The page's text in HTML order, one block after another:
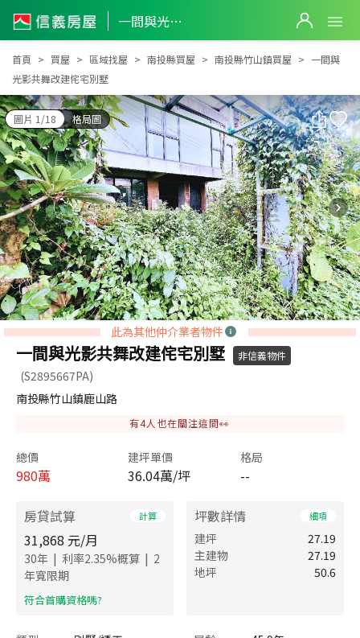
一間與光影共舞改建侘宅別墅
一間與光影共舞改建侘宅別墅
首頁 買屋 區域找屋 南投縣買屋 南投縣竹山鎮買屋
一間與
光影共舞改建侘宅別墅
圖片 1/18 格局圖
此為其他仲介業者物件
一間與光影共舞改建侘宅別墅 非信義物件
(S2895667PA)
南投縣竹山鎮鹿山路
有4人也在關注這間👀
總價
980萬
建坪單價
36.04萬/坪
格局
--
房貸試算 計算
31,868 元/月
30年 | 利率2.35%概算 | 2
年寬限期
​符合首購資格嗎?
坪數詳情 細項
建坪
27.19
主建物
27.19
地坪
50.6